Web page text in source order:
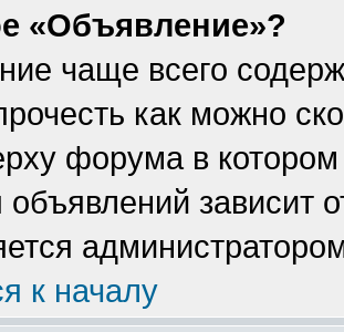
«Объявление»?
чаще всего
как можно
форума в
объявлений зависит
к началу